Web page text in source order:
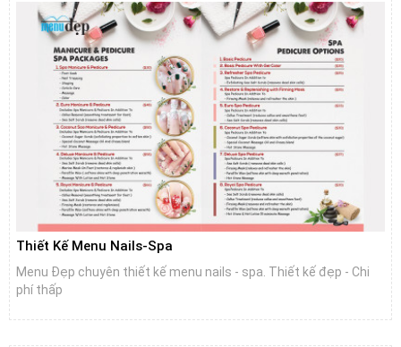
Thiết Kế Menu Nails-Spa
Menu Đẹp chuyên thiết kế menu nails - spa. Thiết kế đẹp - Chi
phí thấp